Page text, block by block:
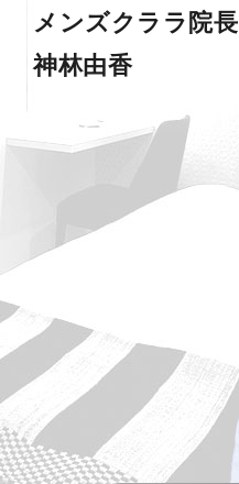
メンズクララ院長
神林由香